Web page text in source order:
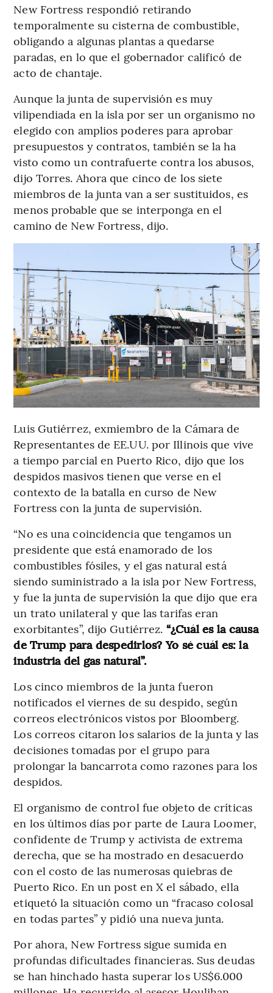
New Fortress respondió retirando
temporalmente su cisterna de combustible,
obligando a algunas plantas a quedarse
paradas, en lo que el gobernador calificó de
acto de chantaje.
Aunque la junta de supervisión es muy
vilipendiada en la isla por ser un organismo no
elegido con amplios poderes para aprobar
presupuestos y contratos, también se la ha
visto como un contrafuerte contra los abusos,
dijo Torres. Ahora que cinco de los siete
miembros de la junta van a ser sustituidos, es
menos probable que se interponga en el
camino de New Fortress, dijo.
Luis Gutiérrez, exmiembro de la Cámara de
Representantes de EE.UU. por Illinois que vive
a tiempo parcial en Puerto Rico, dijo que los
despidos masivos tienen que verse en el
contexto de la batalla en curso de New
Fortress con la junta de supervisión.
“No es una coincidencia que tengamos un
presidente que está enamorado de los
combustibles fósiles, y el gas natural está
siendo suministrado a la isla por New Fortress,
y fue la junta de supervisión la que dijo que era
un trato unilateral y que las tarifas eran
exorbitantes”, dijo Gutiérrez. “¿Cuál es la causa
de Trump para despedirlos? Yo sé cuál es: la
industria del gas natural”.
Los cinco miembros de la junta fueron
notificados el viernes de su despido, según
correos electrónicos vistos por Bloomberg.
Los correos citaron los salarios de la junta y las
decisiones tomadas por el grupo para
prolongar la bancarrota como razones para los
despidos.
El organismo de control fue objeto de críticas
en los últimos días por parte de Laura Loomer,
confidente de Trump y activista de extrema
derecha, que se ha mostrado en desacuerdo
con el costo de las numerosas quiebras de
Puerto Rico. En un post en X el sábado, ella
etiquetó la situación como un “fracaso colosal
en todas partes” y pidió una nueva junta.
Por ahora, New Fortress sigue sumida en
profundas dificultades financieras. Sus deudas
se han hinchado hasta superar los US$6.000